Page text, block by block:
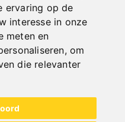
ervaring op de
interesse in onze
meten en
,om
die relevanter
days